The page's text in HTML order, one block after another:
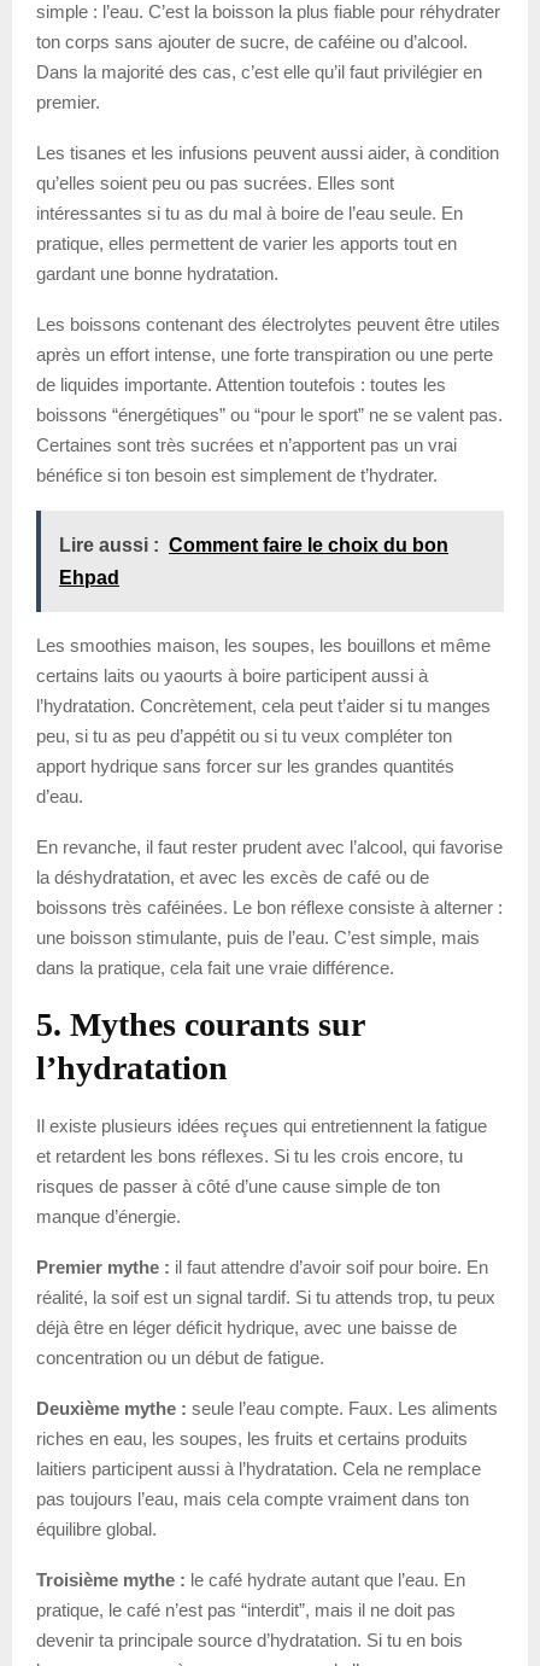
simple : l’eau. C’est la boisson la plus fiable pour réhydrater
ton corps sans ajouter de sucre, de caféine ou d’alcool.
Dans la majorité des cas, c’est elle qu’il faut privilégier en
premier.
Les tisanes et les infusions peuvent aussi aider, à condition
qu’elles soient peu ou pas sucrées. Elles sont
intéressantes si tu as du mal à boire de l’eau seule. En
pratique, elles permettent de varier les apports tout en
gardant une bonne hydratation.
Les boissons contenant des électrolytes peuvent être utiles
après un effort intense, une forte transpiration ou une perte
de liquides importante. Attention toutefois : toutes les
boissons “énergétiques” ou “pour le sport” ne se valent pas.
Certaines sont très sucrées et n’apportent pas un vrai
bénéfice si ton besoin est simplement de t’hydrater.
Lire aussi : Comment faire le choix du bon
Ehpad
Les smoothies maison, les soupes, les bouillons et même
certains laits ou yaourts à boire participent aussi à
l’hydratation. Concrètement, cela peut t’aider si tu manges
peu, si tu as peu d’appétit ou si tu veux compléter ton
apport hydrique sans forcer sur les grandes quantités
d’eau.
En revanche, il faut rester prudent avec l’alcool, qui favorise
la déshydratation, et avec les excès de café ou de
boissons très caféinées. Le bon réflexe consiste à alterner :
une boisson stimulante, puis de l’eau. C’est simple, mais
dans la pratique, cela fait une vraie différence.
5. Mythes courants sur
l’hydratation
Il existe plusieurs idées reçues qui entretiennent la fatigue
et retardent les bons réflexes. Si tu les crois encore, tu
risques de passer à côté d’une cause simple de ton
manque d’énergie.
Premier mythe : il faut attendre d’avoir soif pour boire. En
réalité, la soif est un signal tardif. Si tu attends trop, tu peux
déjà être en léger déficit hydrique, avec une baisse de
concentration ou un début de fatigue.
Deuxième mythe : seule l’eau compte. Faux. Les aliments
riches en eau, les soupes, les fruits et certains produits
laitiers participent aussi à l’hydratation. Cela ne remplace
pas toujours l’eau, mais cela compte vraiment dans ton
équilibre global.
Troisième mythe : le café hydrate autant que l’eau. En
pratique, le café n’est pas “interdit”, mais il ne doit pas
devenir ta principale source d’hydratation. Si tu en bois